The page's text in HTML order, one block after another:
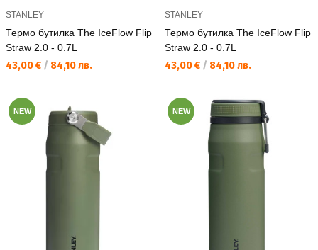
STANLEY
Термо бутилка The IceFlow Flip
Straw 2.0 - 0.7L
Текуща цена:
43,00 € / 84,10 лв.
STANLEY
Термо бутилка The IceFlow Flip
Straw 2.0 - 0.7L
Текуща цена:
43,00 € / 84,10 лв.
NEW NEW